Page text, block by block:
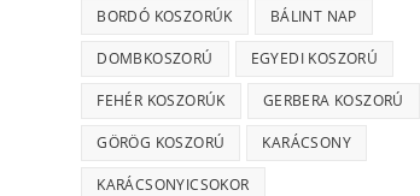
BORDÓ KOSZORÚK BÁLINT NAP
DOMBKOSZORÚ EGYEDI KOSZORÚ
FEHÉR KOSZORÚK GERBERA KOSZORÚ
GÖRÖG KOSZORÚ KARÁCSONY
KARÁCSONYICSOKOR